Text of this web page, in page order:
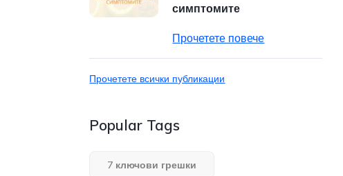
симптомите
Прочетете повече
Прочетете всички публикации
Popular Tags
7 ключови грешки